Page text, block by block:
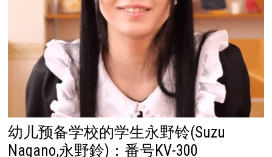
幼儿预备学校的学生永野铃(Suzu
Nagano,永野鈴)：番号KV-300